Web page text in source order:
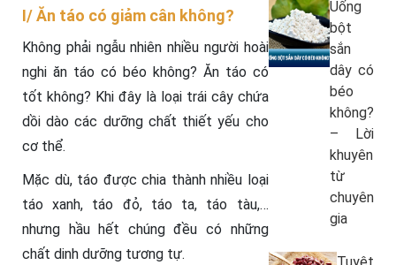
I/ Ăn táo có giảm cân không?
Không phải ngẫu nhiên nhiều người hoài
nghi ăn táo có béo không? Ăn táo có
tốt không? Khi đây là loại trái cây chứa
dồi dào các dưỡng chất thiết yếu cho
cơ thể.
Mặc dù, táo được chia thành nhiều loại
táo xanh, táo đỏ, táo ta, táo tàu,…
nhưng hầu hết chúng đều có những
chất dinh dưỡng tương tự.
Uống
bột
sắn
dây có
béo
không?
– Lời
khuyên
từ
chuyên
gia